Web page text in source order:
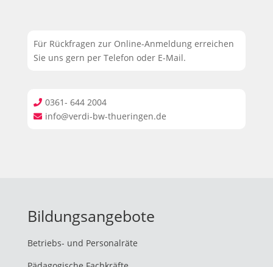
Für Rückfragen zur Online-Anmeldung erreichen
Sie uns gern per Telefon oder E-Mail.
 0361- 644 2004
 info@verdi-bw-thueringen.de
Bildungsangebote
Betriebs- und Personalräte